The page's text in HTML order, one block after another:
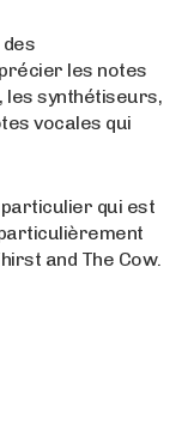
les notes
les synthétiseurs,
vocales qui
qui est
and The Cow.